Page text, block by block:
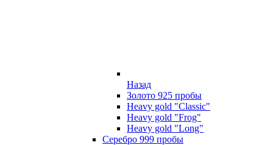
Назад
Золото 925 пробы
Heavy gold "Classic"
Heavy gold "Frog"
Heavy gold "Long"
Серебро 999 пробы